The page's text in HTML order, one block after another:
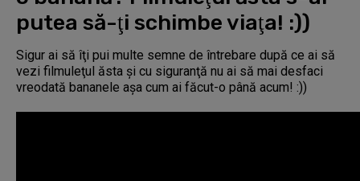
putea să-ţi schimbe viaţa! :))
Sigur ai să îţi pui multe semne de întrebare după ce ai să
vezi filmuleţul ăsta şi cu siguranţă nu ai să mai desfaci
vreodată bananele aşa cum ai făcut-o până acum! :))